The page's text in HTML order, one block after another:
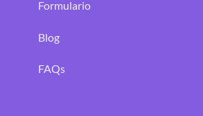
Formulario
Blog
FAQs